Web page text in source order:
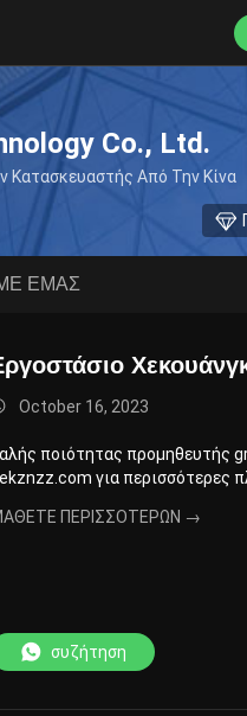
Co., Ltd.
Κατασκευαστής Από Την Κίνα
ΕΜΆΣ
October 16, 2023
ποιότητας προμηθευτής
για περισσότερες
ΠΕΡΙΣΣΌΤΕΡΩΝ →
συζήτηση